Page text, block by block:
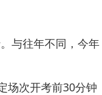
与往年不同，今年
场次开考前30分钟